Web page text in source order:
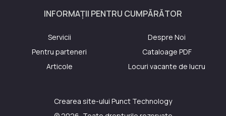
INFORMAȚII PENTRU CUMPĂRĂTOR
Servicii
Despre Noi
Pentru parteneri
Cataloage PDF
Articole
Locuri vacante de lucru
Crearea site-ului Punct Technology